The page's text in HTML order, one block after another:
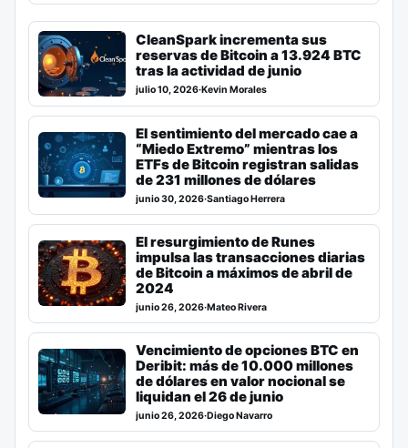
CleanSpark incrementa sus
reservas de Bitcoin a 13.924 BTC
tras la actividad de junio
julio 10, 2026·Kevin Morales
El sentimiento del mercado cae a
“Miedo Extremo” mientras los
ETFs de Bitcoin registran salidas
de 231 millones de dólares
junio 30, 2026·Santiago Herrera
El resurgimiento de Runes
impulsa las transacciones diarias
de Bitcoin a máximos de abril de
2024
junio 26, 2026·Mateo Rivera
Vencimiento de opciones BTC en
Deribit: más de 10.000 millones
de dólares en valor nocional se
liquidan el 26 de junio
junio 26, 2026·Diego Navarro